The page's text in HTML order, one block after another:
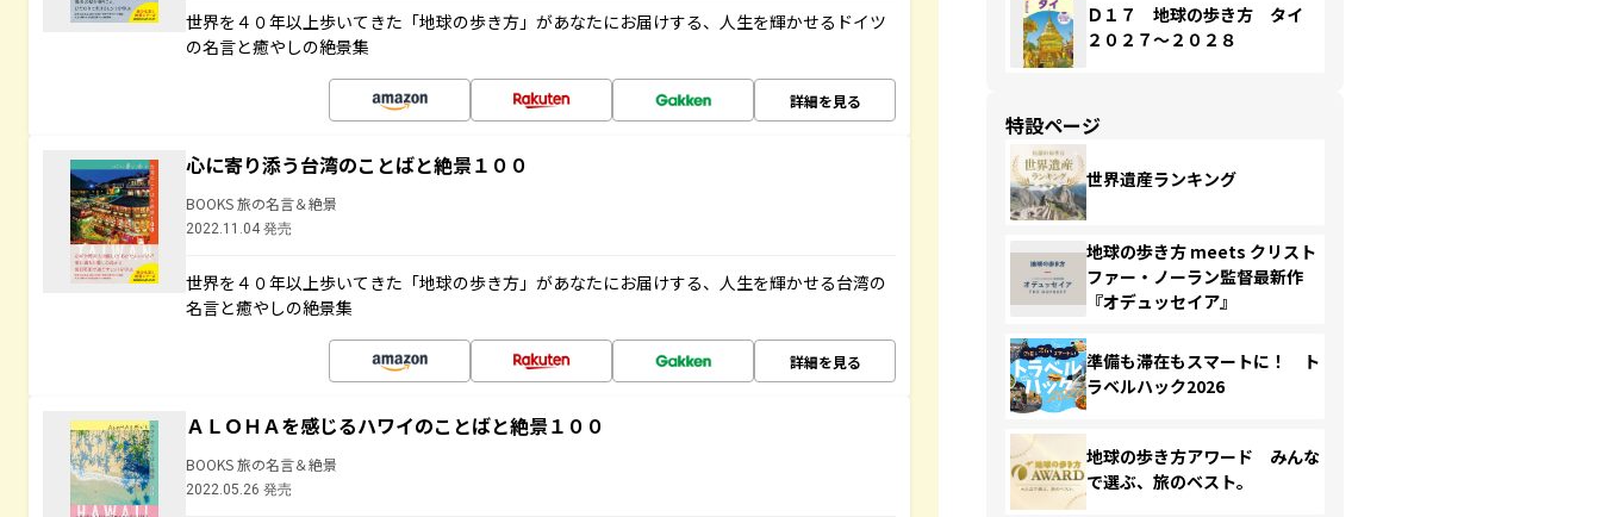
世界を４０年以上歩いてきた「地球の歩き方」があなたにお届けする、人生を輝かせるドイツ
の名言と癒やしの絶景集
詳細を見る
心に寄り添う台湾のことばと絶景１００
BOOKS 旅の名言＆絶景
2022.11.04 発売
世界を４０年以上歩いてきた「地球の歩き方」があなたにお届けする、人生を輝かせる台湾の
名言と癒やしの絶景集
詳細を見る
ＡＬＯＨＡを感じるハワイのことばと絶景１００
BOOKS 旅の名言＆絶景
2022.05.26 発売
Ｄ１７ 地球の歩き方 タイ
２０２７～２０２８
特設ページ
世界遺産ランキング
地球の歩き方 meets クリスト
ファー・ノーラン監督最新作
『オデュッセイア』
準備も滞在もスマートに！ ト
ラベルハック2026
地球の歩き方アワード みんな
で選ぶ、旅のベスト。